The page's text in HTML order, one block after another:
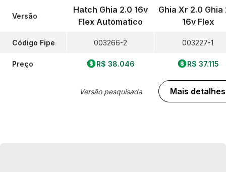
Versão
Código Fipe
Preço
Hatch Ghia 2.0 16v
Flex Automatico
003266-2
R$ 38.046
Versão pesquisada
Ghia Xr 2.0 Ghia
16v Flex
003227-1
R$ 37.115
Mais detalhes